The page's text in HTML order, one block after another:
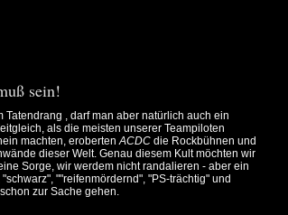
sein!
Tatendrang , darf man aber natürlich auch ein
als die meisten unserer Teampiloten
machten, eroberten ACDC die Rockbühnen und
dieser Welt. Genau diesem Kult möchten wir
Sorge, wir werdem nicht randalieren - aber ein
""reifenmördernd", "PS-trächtig" und
zur Sache gehen.